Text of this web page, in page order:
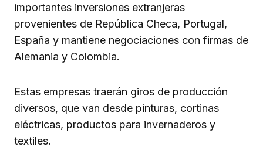
importantes inversiones extranjeras
provenientes de República Checa, Portugal,
España y mantiene negociaciones con firmas de
Alemania y Colombia.
Estas empresas traerán giros de producción
diversos, que van desde pinturas, cortinas
eléctricas, productos para invernaderos y
textiles.